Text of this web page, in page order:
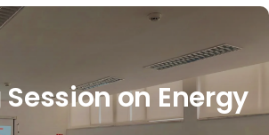
on Energy